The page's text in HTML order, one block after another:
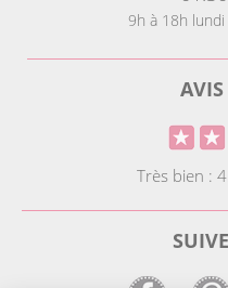
9h à 18h
AVIS
Très bien :